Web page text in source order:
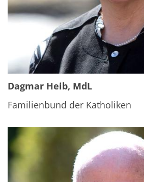
Dagmar Heib, MdL
Familienbund der Katholiken